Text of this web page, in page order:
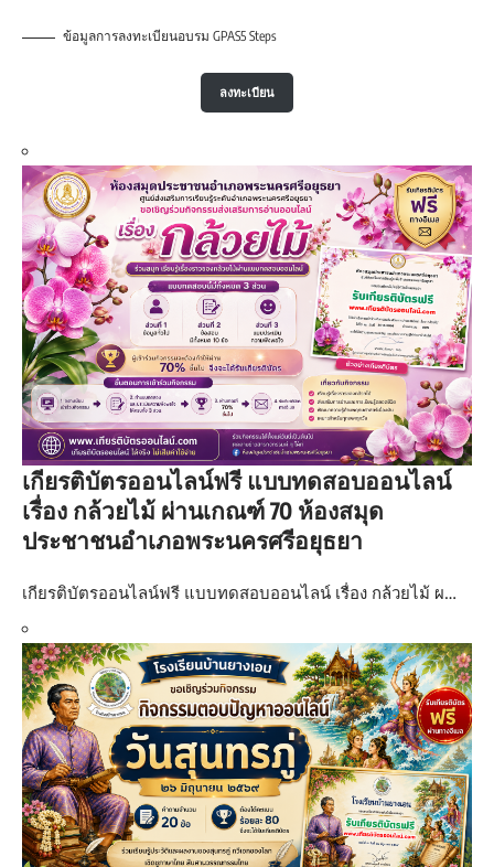
ข้อมูลการลงทะเบียนอบรม GPAS5 Steps
ลงทะเบียน
เกียรติบัตรออนไลน์ฟรี แบบทดสอบออนไลน์
เรื่อง กล้วยไม้ ผ่านเกณฑ์ 70 ห้องสมุด
ประชาชนอำเภอพระนครศรีอยุธยา
เกียรติบัตรออนไลน์ฟรี แบบทดสอบออนไลน์ เรื่อง กล้วยไม้ ผ…